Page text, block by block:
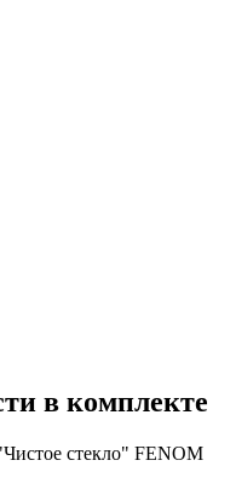
в комплекте